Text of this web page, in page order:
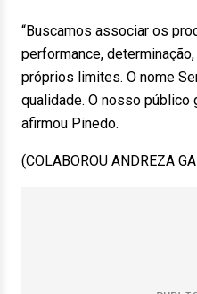
“Buscamos associar os
performance,
próprios limites. O nome
qualidade. O nosso público
afirmou Pinedo.
(COLABOROU ANDREZA